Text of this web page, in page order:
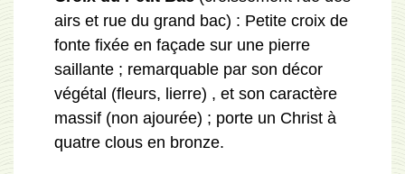
airs et rue du grand bac) : Petite croix de
fonte fixée en façade sur une pierre
saillante ; remarquable par son décor
végétal (fleurs, lierre) , et son caractère
massif (non ajourée) ; porte un Christ à
quatre clous en bronze.